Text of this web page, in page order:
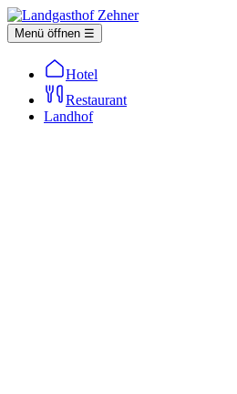
Menü öffnen ☰
Hotel
Restaurant
Landhof